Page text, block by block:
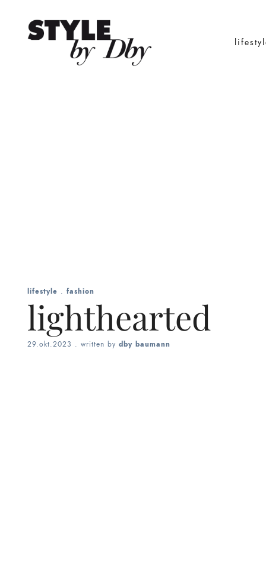
lifestyle . fashion
lighthearted
29.okt.2023 . written by dby baumann